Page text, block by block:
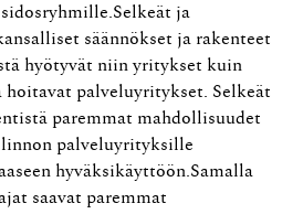
ja
säännökset ja rakenteet
hyötyvät niin yritykset kuin
palveluyritykset. Selkeät
paremmat mahdollisuudet
palveluyrityksille
hyväksikäyttöön.Samalla
saavat paremmat